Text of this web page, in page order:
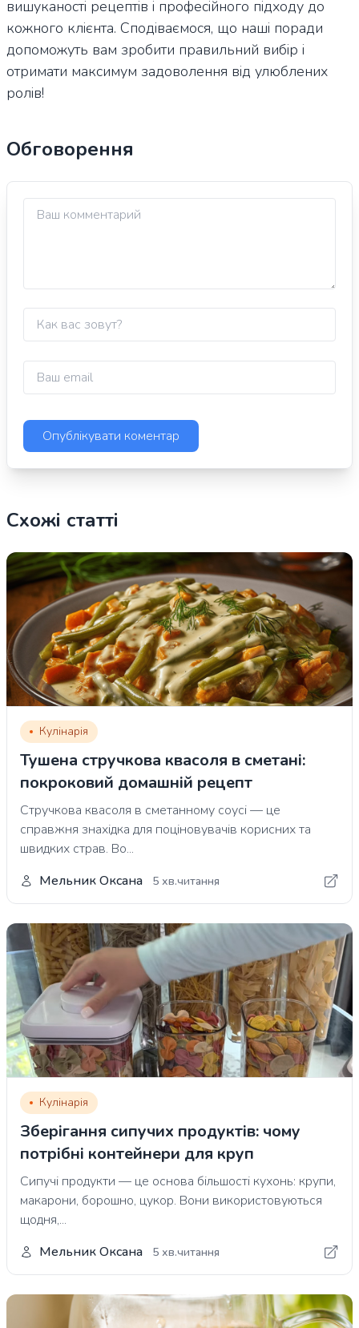
вишуканості рецептів і професійного підходу до
кожного клієнта. Сподіваємося, що наші поради
допоможуть вам зробити правильний вибір і
отримати максимум задоволення від улюблених
ролів!
Обговорення
Схожі статті
Кулінарія
Тушена стручкова квасоля в сметані:
покроковий домашній рецепт
Стручкова квасоля в сметанному соусі — це
справжня знахідка для поціновувачів корисних та
швидких страв. Во...
Мельник Оксана
5 хв.читання
Кулінарія
Зберігання сипучих продуктів: чому
потрібні контейнери для круп
Сипучі продукти — це основа більшості кухонь: крупи,
макарони, борошно, цукор. Вони використовуються
щодня,...
Мельник Оксана
5 хв.читання